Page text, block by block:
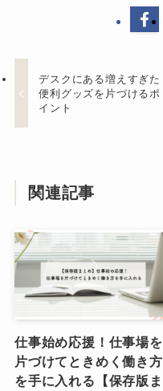
デスクにある増えすぎた
便利グッズを片づけるポ
イント
関連記事
仕事始め応援！仕事場を
片づけてときめく働き方
を手に入れる【保存版ま